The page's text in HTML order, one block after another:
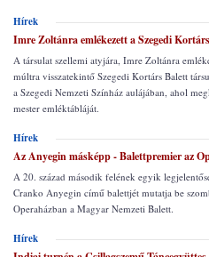
Hírek
Imre Zoltánra emlékezett a Szegedi
A társulat szellemi atyjára, Imre Zoltánra
múltra visszatekintő Szegedi Kortárs Balett
a Szegedi Nemzeti Színház aulájában, ahol
mester emléktábláját.
Hírek
Az Anyegin másképp - Balettpremier az
A 20. század második felének egyik
Cranko Anyegin című balettjét mutatja be
Operaházban a Magyar Nemzeti Balett.
Hírek